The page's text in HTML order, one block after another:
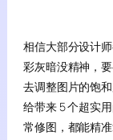
相信大部分设计
彩灰暗没精神，
去调整图片的饱
给带来 5 个超实
常修图，都能精